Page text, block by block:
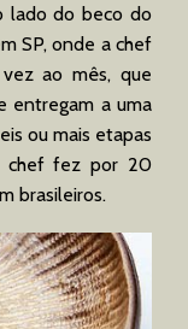
lado do beco do
SP, onde a chef
ao mês, que
entregam a uma
ou mais etapas
chef fez por 20
brasileiros.